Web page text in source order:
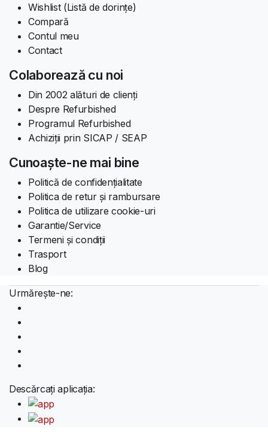
Wishlist (Listă de dorințe)
Compară
Contul meu
Contact
Colaborează cu noi
Din 2002 alături de clienți
Despre Refurbished
Programul Refurbished
Achiziții prin SICAP / SEAP
Cunoaște-ne mai bine
Politică de confidențialitate
Politica de retur și rambursare
Politica de utilizare cookie-uri
Garantie/Service
Termeni și condiții
Trasport
Blog
Urmărește-ne:
Descărcați aplicația: